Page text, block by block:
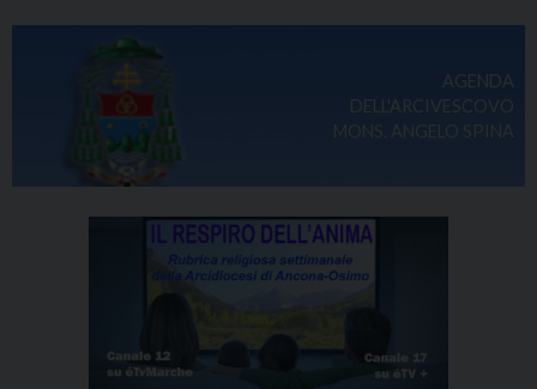
AGENDA
DELL'ARCIVESCOVO
MONS. ANGELO SPINA